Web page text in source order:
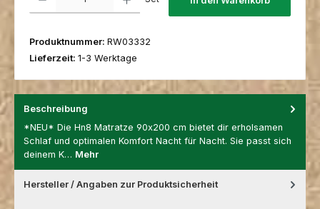
Produktnummer: RW03332
Lieferzeit: 1-3 Werktage
Beschreibung
*NEU* Die Hn8 Matratze 90x200 cm bietet dir erholsamen
Schlaf und optimalen Komfort Nacht für Nacht. Sie passt sich
deinem K… Mehr
Hersteller / Angaben zur Produktsicherheit